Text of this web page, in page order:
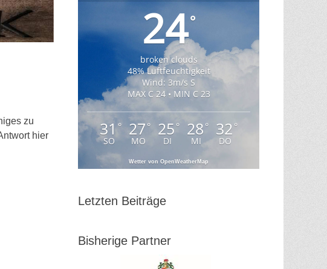
zu
hier
24°
broken clouds
48% Luftfeuchtigkeit
Wind: 3m/s S
MAX C 24 • MIN C 23
31°
SO
27 °
MO
25 °
DI
28 °
MI
32 °
DO
Wetter von OpenWeatherMap
Letzten Beiträge
Bisherige Partner